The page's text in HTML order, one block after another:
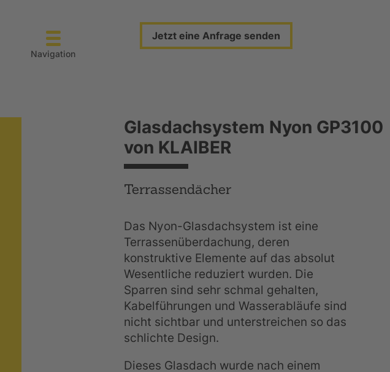
Navigation
Jetzt eine Anfrage senden
Glasdachsystem Nyon GP3100
von KLAIBER
Terrassendächer
Das Nyon-Glasdachsystem ist eine
Terrassenüberdachung, deren
konstruktive Elemente auf das absolut
Wesentliche reduziert wurden. Die
Sparren sind sehr schmal gehalten,
Kabelführungen und Wasserabläufe sind
nicht sichtbar und unterstreichen so das
schlichte Design.
Dieses Glasdach wurde nach einem